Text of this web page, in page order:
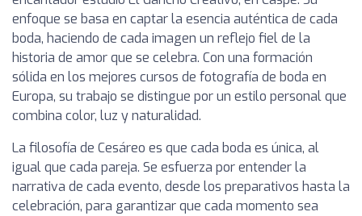
enfoque se basa en captar la esencia auténtica de cada
boda, haciendo de cada imagen un reflejo fiel de la
historia de amor que se celebra. Con una formación
sólida en los mejores cursos de fotografía de boda en
Europa, su trabajo se distingue por un estilo personal que
combina color, luz y naturalidad.
La filosofía de Cesáreo es que cada boda es única, al
igual que cada pareja. Se esfuerza por entender la
narrativa de cada evento, desde los preparativos hasta la
celebración, para garantizar que cada momento sea